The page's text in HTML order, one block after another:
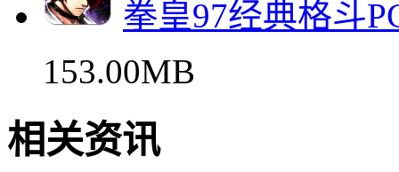
拳皇97经典格斗
153.00MB
相关资讯